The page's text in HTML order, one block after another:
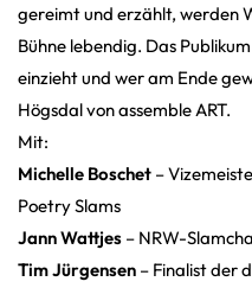
gereimt und erzählt, werden
Bühne lebendig. Das
einzieht und wer am Ende
Högsdal von assemble ART.
Mit:
Michelle Boschet –
Poetry Slams
Jann Wattjes – NRW-
Tim Jürgensen – Finalist der